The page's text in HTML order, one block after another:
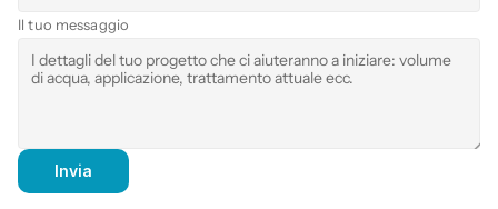
Il tuo messaggio
Invia